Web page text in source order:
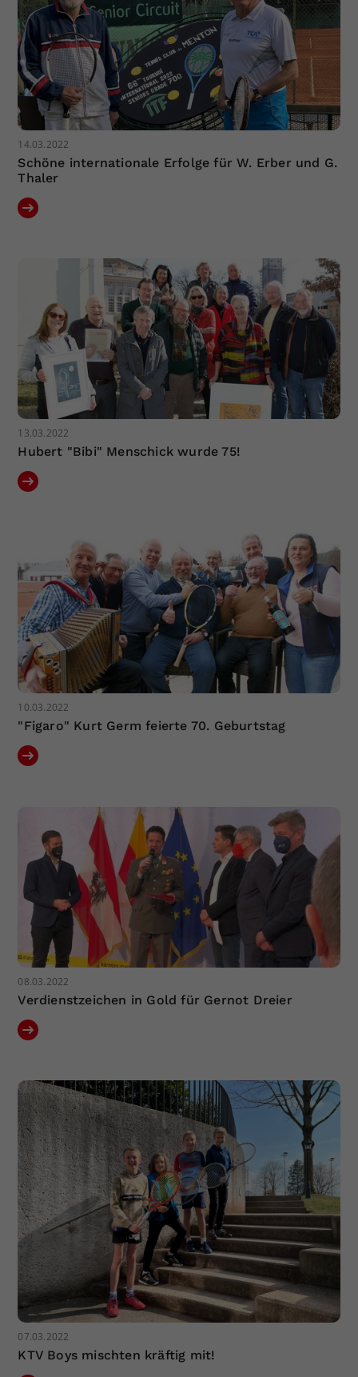
14.03.2022
Schöne internationale Erfolge für W. Erber und G.
Thaler
13.03.2022
Hubert "Bibi" Menschick wurde 75!
10.03.2022
"Figaro" Kurt Germ feierte 70. Geburtstag
08.03.2022
Verdienstzeichen in Gold für Gernot Dreier
07.03.2022
KTV Boys mischten kräftig mit!